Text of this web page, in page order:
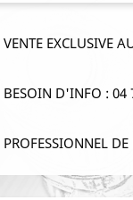
VENTE EXCLUSIVE
BESOIN D'INFO : 04
PROFESSIONNEL